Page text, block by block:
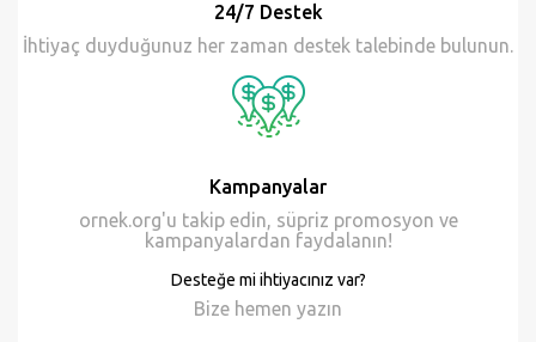
24/7 Destek
İhtiyaç duyduğunuz her zaman destek talebinde bulunun.
Kampanyalar
ornek.org'u takip edin, süpriz promosyon ve
kampanyalardan faydalanın!
Desteğe mi ihtiyacınız var?
Bize hemen yazın